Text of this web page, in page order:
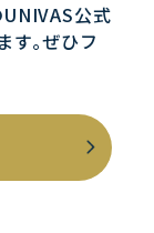
公式
す｡ぜひフ